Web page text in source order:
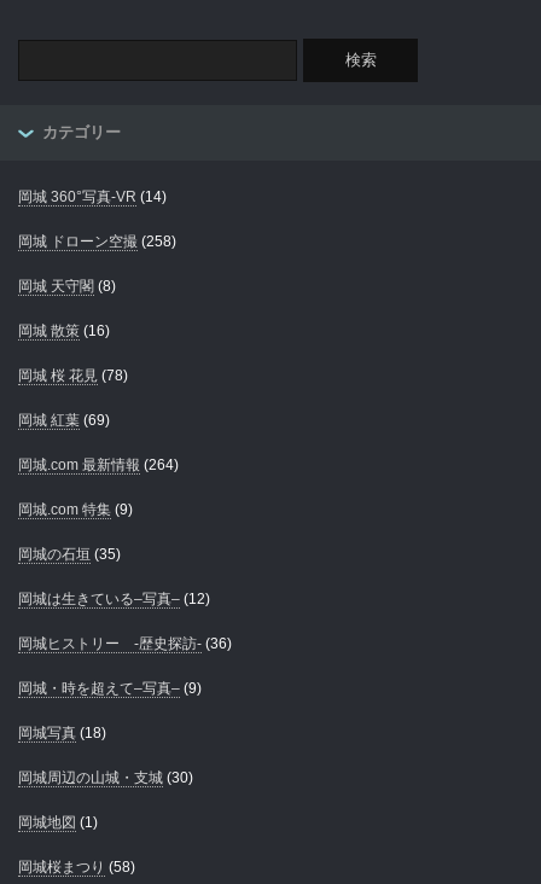
カテゴリー
岡城 360°写真-VR (14)
岡城 ドローン空撮 (258)
岡城 天守閣 (8)
岡城 散策 (16)
岡城 桜 花見 (78)
岡城 紅葉 (69)
岡城.com 最新情報 (264)
岡城.com 特集 (9)
岡城の石垣 (35)
岡城は生きている–写真– (12)
岡城ヒストリー -歴史探訪- (36)
岡城・時を超えて–写真– (9)
岡城写真 (18)
岡城周辺の山城・支城 (30)
岡城地図 (1)
岡城桜まつり (58)